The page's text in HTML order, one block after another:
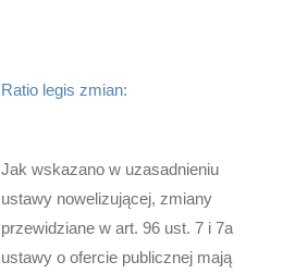
Ratio legis zmian:
Jak wskazano w uzasadnieniu
ustawy nowelizującej, zmiany
przewidziane w art. 96 ust. 7 i 7a
ustawy o ofercie publicznej mają